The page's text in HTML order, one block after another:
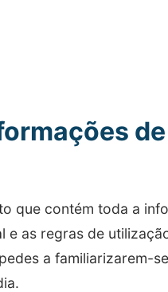
que contém toda a
as regras de
a familiarizarem-